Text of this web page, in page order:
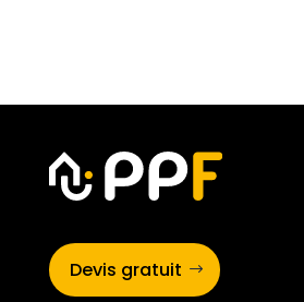
Devis gratuit